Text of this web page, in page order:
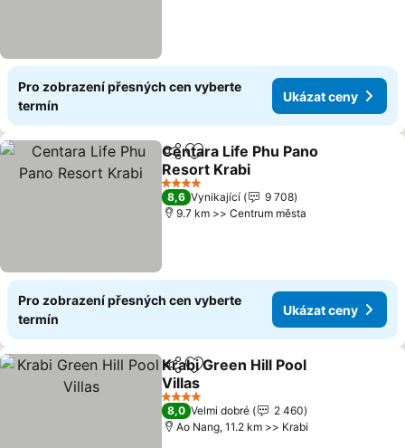
Pro zobrazení přesných cen vyberte
termín
Ukázat ceny
SdíletPřidat na seznam oblíbených
Centara Life Phu Pano
Resort Krabi
4 Počet hvězdiček
8,6 Vynikající
9 708
9.7 km >> Centrum města
Pro zobrazení přesných cen vyberte
termín
Ukázat ceny
SdíletPřidat na seznam oblíbených
Krabi Green Hill Pool
Villas
4 Počet hvězdiček
8,0 Velmi dobré
2 460
Ao Nang, 11.2 km >> Krabi